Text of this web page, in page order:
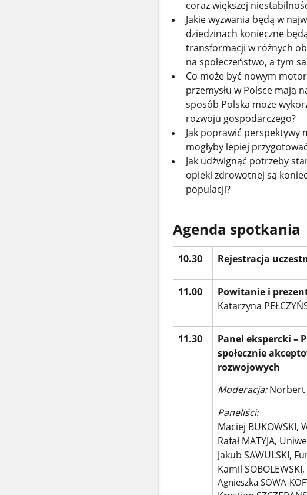
coraz większej
Jakie wyzwania będą w
dziedzinach konieczne
transformacji w różnych
na społeczeństwo, a tym
Co może być nowym
przemysłu w Polsce mają
sposób Polska może
rozwoju gospodarczego?
Jak poprawić perspektywy
mogłyby lepiej
Jak udźwignąć potrzeby
opieki zdrowotnej są
populacji?
Agenda spotkania
10.30 Rejestracja
11.00
Powitanie i
Katarzyna
11.30
Panel ekspercki –
społecznie
rozwojowych
Moderacja:Norbert
Paneliści:
Maciej BUKOWSKI,
Rafał MATYJA,
Jakub SAWULSKI,
Kamil
Agnieszka SOWA-